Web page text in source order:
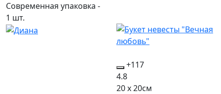
Современная упаковка -
1 шт.
+117
4.8
20 x 20см